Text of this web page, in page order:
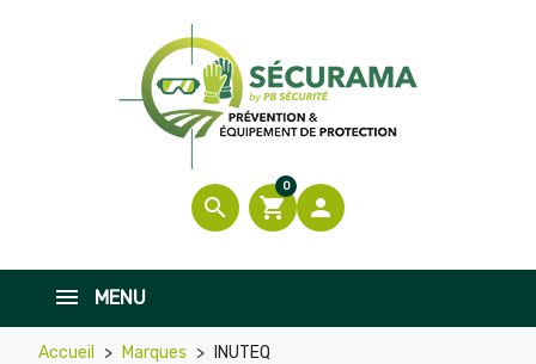
search shopping_cart
0

MENU
Accueil Marques INUTEQ